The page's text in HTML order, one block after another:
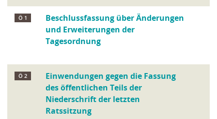
Ö 1
Beschlussfassung über Änderungen
und Erweiterungen der
Tagesordnung
Ö 2
Einwendungen gegen die Fassung
des öffentlichen Teils der
Niederschrift der letzten
Ratssitzung